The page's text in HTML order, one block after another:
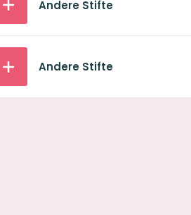
Andere Stifte
Andere Stifte